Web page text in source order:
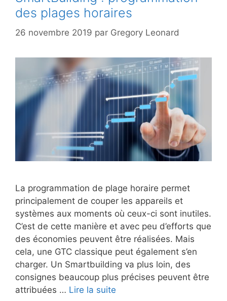
des plages horaires
26 novembre 2019 par Gregory Leonard
La programmation de plage horaire permet
principalement de couper les appareils et
systèmes aux moments où ceux-ci sont inutiles.
C’est de cette manière et avec peu d’efforts que
des économies peuvent être réalisées. Mais
cela, une GTC classique peut également s’en
charger. Un Smartbuilding va plus loin, des
consignes beaucoup plus précises peuvent être
attribuées … Lire la suite